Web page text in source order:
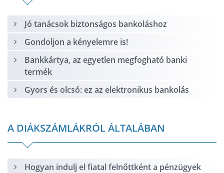
Jó tanácsok biztonságos bankoláshoz
Gondoljon a kényelemre is!
Bankkártya, az egyetlen megfogható banki
termék
Gyors és olcsó: ez az elektronikus bankolás
A DIÁKSZÁMLÁKRÓL ÁLTALÁBAN
Hogyan indulj el fiatal felnőttként a pénzügyek